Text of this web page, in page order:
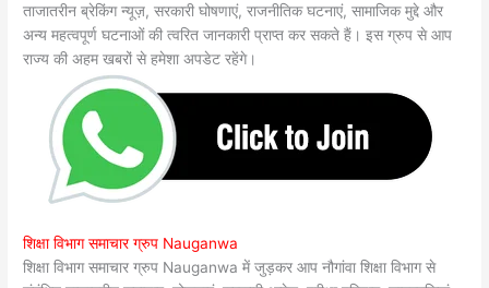
ताजातरीन ब्रेकिंग न्यूज़, सरकारी घोषणाएं, राजनीतिक घटनाएं, सामाजिक मुद्दे और
अन्य महत्वपूर्ण घटनाओं की त्वरित जानकारी प्राप्त कर सकते हैं। इस ग्रुप से आप
राज्य की अहम खबरों से हमेशा अपडेट रहेंगे।
शिक्षा विभाग समाचार ग्रुप Nauganwa
शिक्षा विभाग समाचार ग्रुप Nauganwa में जुड़कर आप नौगांवा शिक्षा विभाग से